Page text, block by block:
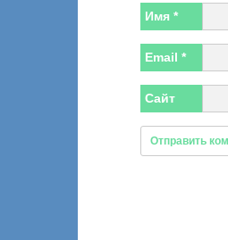
Имя *
Email *
Сайт